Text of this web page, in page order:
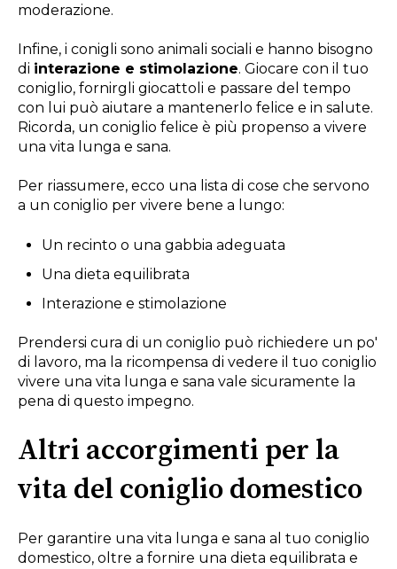
moderazione.
Infine, i conigli sono animali sociali e hanno bisogno
di interazione e stimolazione. Giocare con il tuo
coniglio, fornirgli giocattoli e passare del tempo
con lui può aiutare a mantenerlo felice e in salute.
Ricorda, un coniglio felice è più propenso a vivere
una vita lunga e sana.
Per riassumere, ecco una lista di cose che servono
a un coniglio per vivere bene a lungo:
Un recinto o una gabbia adeguata
Una dieta equilibrata
Interazione e stimolazione
Prendersi cura di un coniglio può richiedere un po'
di lavoro, ma la ricompensa di vedere il tuo coniglio
vivere una vita lunga e sana vale sicuramente la
pena di questo impegno.
Altri accorgimenti per la
vita del coniglio domestico
Per garantire una vita lunga e sana al tuo coniglio
domestico, oltre a fornire una dieta equilibrata e